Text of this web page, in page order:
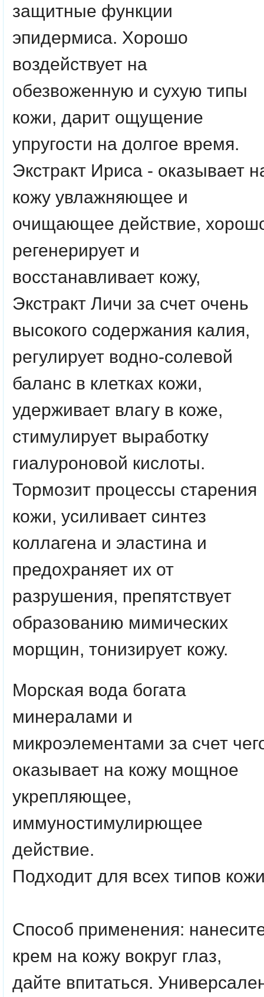
защитные функции
эпидермиса. Хорошо
воздействует на
обезвоженную и сухую типы
кожи, дарит ощущение
упругости на долгое время.
Экстракт Ириса - оказывает
кожу увлажняющее и
очищающее действие,
регенерирует и
восстанавливает кожу,
Экстракт Личи за счет очень
высокого содержания калия,
регулирует водно-солевой
баланс в клетках кожи,
удерживает влагу в коже,
стимулирует выработку
гиалуроновой кислоты.
Тормозит процессы старения
кожи, усиливает синтез
коллагена и эластина и
предохраняет их от
разрушения, препятствует
образованию мимических
морщин, тонизирует кожу.
Морская вода богата
минералами и
микроэлементами за счет
оказывает на кожу мощное
укрепляющее,
иммуностимулирющее
действие.
Подходит для всех типов
Способ применения:
крем на кожу вокруг глаз,
дайте впитаться.